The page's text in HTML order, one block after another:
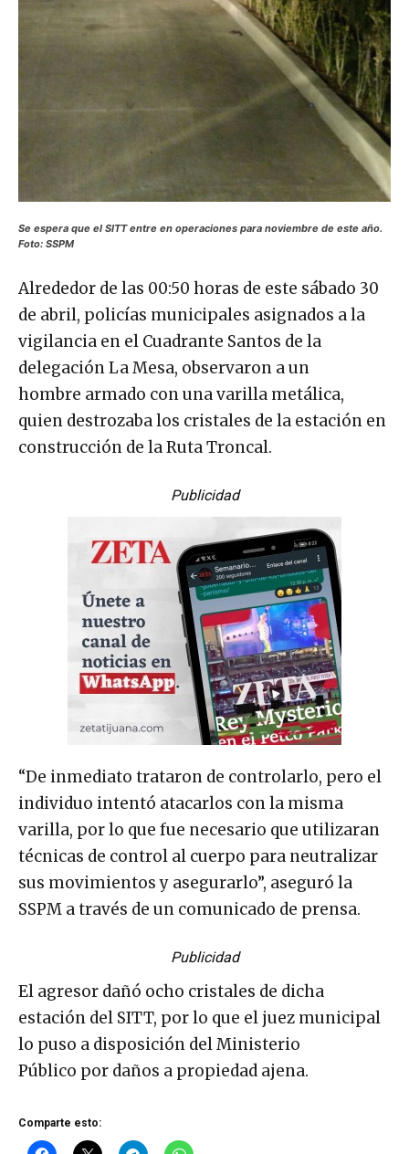
Se espera que el SITT entre en operaciones para noviembre de este año.
Foto: SSPM
Alrededor de las 00:50 horas de este sábado 30
de abril, policías municipales asignados a la
vigilancia en el Cuadrante Santos de la
delegación La Mesa, observaron a un
hombre armado con una varilla metálica,
quien destrozaba los cristales de la estación en
construcción de la Ruta Troncal.
Publicidad
“De inmediato trataron de controlarlo, pero el
individuo intentó atacarlos con la misma
varilla, por lo que fue necesario que utilizaran
técnicas de control al cuerpo para neutralizar
sus movimientos y asegurarlo”, aseguró la
SSPM a través de un comunicado de prensa.
Publicidad
El agresor dañó ocho cristales de dicha
estación del SITT, por lo que el juez municipal
lo puso a disposición del Ministerio
Público por daños a propiedad ajena.
Comparte esto: